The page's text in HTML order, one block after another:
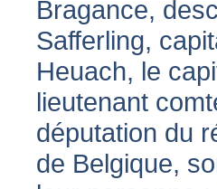
Bragance,
Safferling,
Heuach, le
lieutenant
députation du
de Belgique,